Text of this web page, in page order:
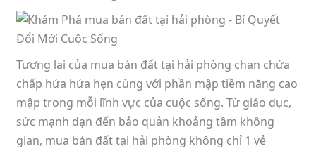
Tương lai của mua bán đất tại hải phòng chan chứa
chấp hứa hứa hẹn cùng với phần mập tiềm năng cao
mập trong mỗi lĩnh vực của cuộc sống. Từ giáo dục,
sức mạnh dạn đến bảo quản khoảng tầm không
gian, mua bán đất tại hải phòng không chỉ 1 vẻ